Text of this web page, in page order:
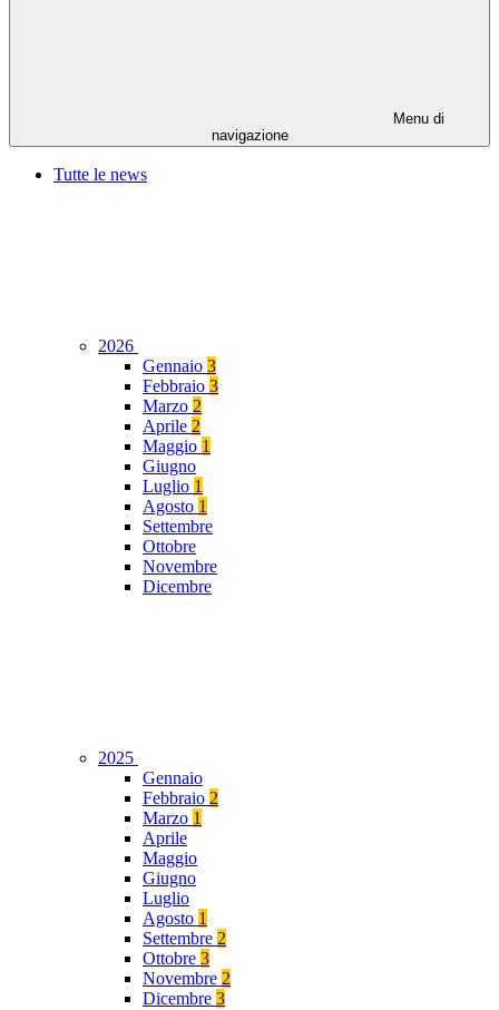
Menu di
navigazione
Tutte le news
2026
Gennaio 3
Febbraio 3
Marzo 2
Aprile 2
Maggio 1
Giugno
Luglio 1
Agosto 1
Settembre
Ottobre
Novembre
Dicembre
2025
Gennaio
Febbraio 2
Marzo 1
Aprile
Maggio
Giugno
Luglio
Agosto 1
Settembre 2
Ottobre 3
Novembre 2
Dicembre 3